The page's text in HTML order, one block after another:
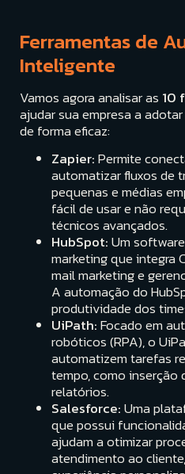
Ferramentas de
Inteligente
Vamos agora analisar as 10
ajudar sua empresa a
de forma eficaz:
Zapier:Permite
automatizar fluxos de
pequenas e médias
fácil de usar e não
técnicos avançados.
HubSpot:Um
marketing que integra
mail marketing e
A automação do
produtividade dos
UiPath:Focado em
robóticos (RPA), o
automatizem tarefas
tempo, como inserção
relatórios.
Salesforce:Uma
que possui
ajudam a otimizar
atendimento ao